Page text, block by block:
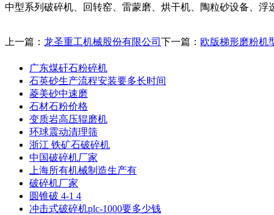
中型系列破碎机、回转窑、雷蒙磨、烘干机、陶粒砂设备、浮
上一篇： 龙圣重工机械股份有限公司 下一篇： 欧版梯形磨粉机
广东煤矸石粉碎机
石英砂生产流程安装要多长时间
菱美砂中速磨
石材石粉价格
变质岩高压辊磨机
环球震动清理筛
浙江 铁矿石破碎机
中国破碎机厂家
上海所有机械制造生产有
破碎机厂家
圆锥破 4-1 4
冲击式破碎机plc-1000要多少钱